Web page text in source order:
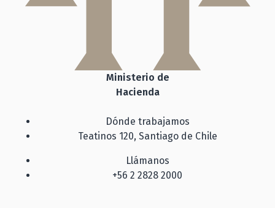
Ministerio de
Hacienda
Dónde trabajamos
Teatinos 120, Santiago de Chile
Llámanos
+56 2 2828 2000